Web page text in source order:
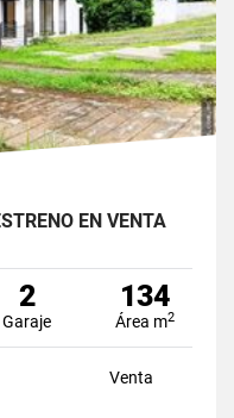
EN VENTA
2
Garaje
134
Área m2
Venta